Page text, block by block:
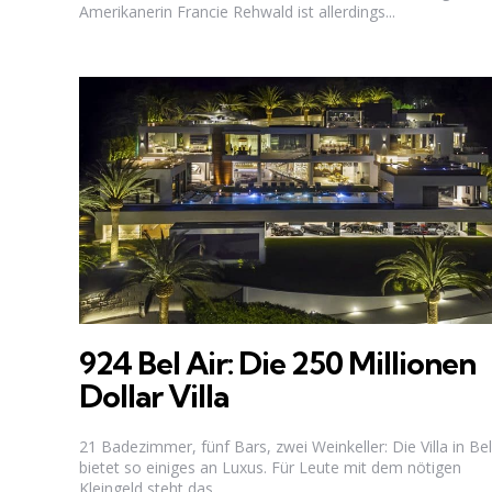
Amerikanerin Francie Rehwald ist allerdings...
924 Bel Air: Die 250 Millionen
Dollar Villa
21 Badezimmer, fünf Bars, zwei Weinkeller: Die Villa in
bietet so einiges an Luxus. Für Leute mit dem nötigen